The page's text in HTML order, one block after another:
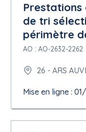
Prestations
de tri
périmètre
AO : AO-2632-2262
26 - ARS
Mise en ligne :